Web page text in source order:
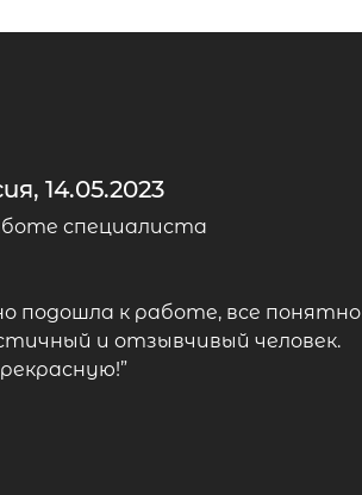
14.05.2023
специалиста
подошла к работе, все понятно
и отзывчивый человек.